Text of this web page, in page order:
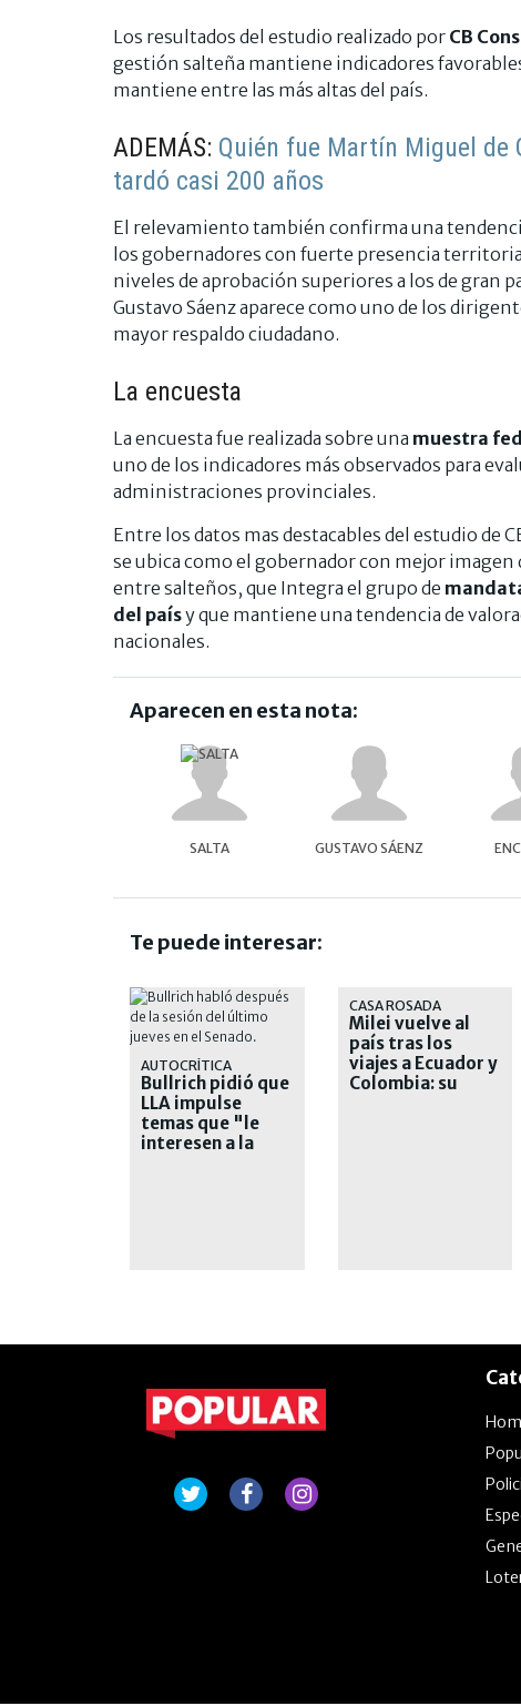
Los resultados del estudio realizado por CB
gestión salteña mantiene indicadores
mantiene entre las más altas del país.
ADEMÁS: Quién fue Martín Miguel de
tardó casi 200 años
El relevamiento también confirma una
los gobernadores con fuerte presencia
niveles de aprobación superiores a los de gran
Gustavo Sáenz aparece como uno de los
mayor respaldo ciudadano.
La encuesta
La encuesta fue realizada sobre una muestra
uno de los indicadores más observados para
administraciones provinciales.
Entre los datos mas destacables del estudio de
se ubica como el gobernador con mejor
entre salteños, que Integra el grupo de
del paísy que mantiene una tendencia de
nacionales.
Aparecen en esta nota:
SALTA GUSTAVO SÁENZ
Te puede interesar:
AUTOCRÍTICA
Bullrich pidió que
LLA impulse
temas que "le
interesen a la
CASA ROSADA
Milei vuelve al
país tras los
viajes a Ecuador y
Colombia: su